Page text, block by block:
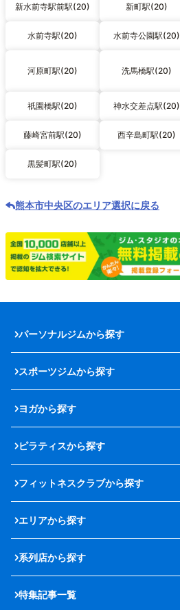
新水前寺駅前駅(20) 新町駅(20)
水前寺駅(20) 水前寺公園駅(20)
河原町駅(20) 洗馬橋駅(20)
祇園橋駅(20) 神水交差点駅(20)
藤崎宮前駅(20) 西辛島町駅(20)
黒髪町駅(20)
熊本市中央区のエリア選択に戻る
パーソナルジムから探す
スポーツジムから探す
ヨガから探す
ピラティスから探す
フィットネスクラブから探す
エリアから探す
系列店から探す
特集記事一覧